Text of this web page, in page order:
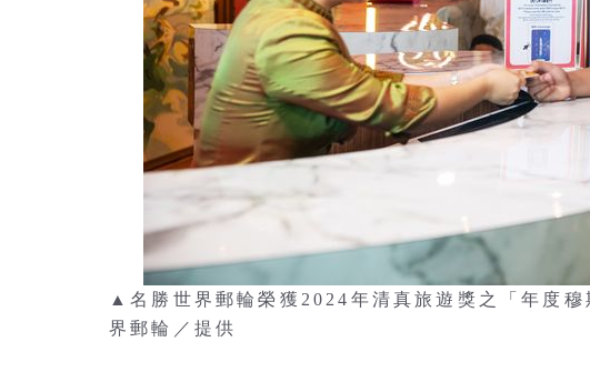
▲名勝世界郵輪榮獲2024年清真旅遊獎之「年度
界郵輪／提供